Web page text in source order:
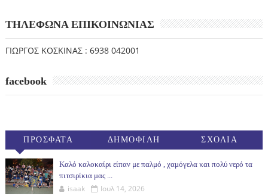
ΤΗΛΕΦΩΝΑ ΕΠΙΚΟΙΝΩΝΙΑΣ
ΓΙΩΡΓΟΣ ΚΟΣΚΙΝΑΣ : 6938 042001
facebook
ΠΡΟΣΦΑΤΑ ΔΗΜΟΦΙΛΗ ΣΧΟΛΙΑ
Καλό καλοκαίρι είπαν με παλμό , χαμόγελα και πολύ νερό τα
πιτσιρίκια μας ...
isaak Ιουλ 14, 2026